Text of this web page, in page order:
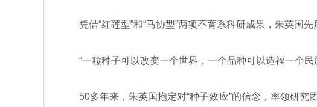
凭借“红莲型”和“马协型”两项不育系科研成果，朱英国
“一粒种子可以改变一个世界，一个品种可以造福一个民
50多年来，朱英国抱定对“种子效应”的信念，率领研究